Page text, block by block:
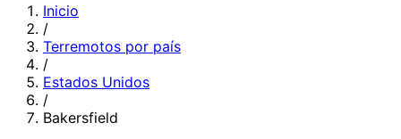
Inicio
/
Terremotos por país
/
Estados Unidos
/
Bakersfield